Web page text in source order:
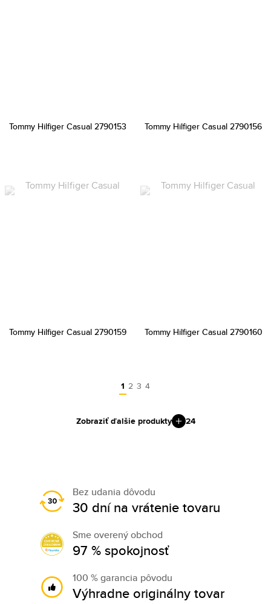
Tommy Hilfiger Casual 2790153 Tommy Hilfiger Casual 2790156
Tommy Hilfiger Casual 2790159 Tommy Hilfiger Casual 2790160
1 2 3 4
Zobraziť ďalšie produkty 24
Bez udania dôvodu
30 dní na vrátenie tovaru
Sme overený obchod
97 % spokojnosť
100 % garancia pôvodu
Výhradne originálny tovar